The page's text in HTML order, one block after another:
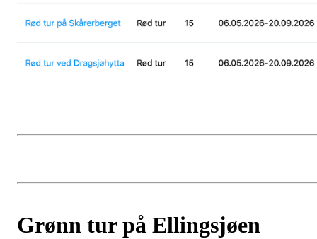
Grønn tur på Ellingsjøen